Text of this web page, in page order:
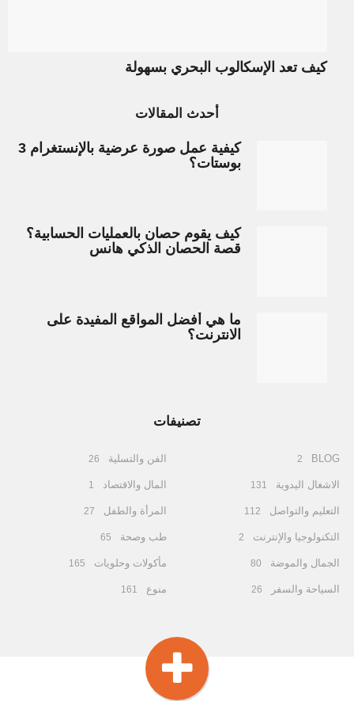
كيف تعد الإسكالوب البحري بسهولة
أحدث المقالات
كيفية عمل صورة عرضية بالإنستغرام 3
بوستات؟
كيف يقوم حصان بالعمليات الحسابية؟
قصة الحصان الذكي هانس
ما هي أفضل المواقع المفيدة على
الانترنت؟
تصنيفات
BLOG
2
الاشغال اليدوية 131
التعليم والتواصل 112
التكنولوجيا والإنترنت 2
الجمال والموضة 80
السياحة والسفر 26
الفن والتسلية 26
المال والاقتصاد 1
المرأة والطفل 27
طب وصحة 65
مأكولات وحلويات 165
منوع 161